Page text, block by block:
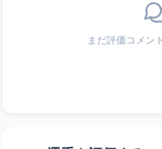
まだ評価コメン